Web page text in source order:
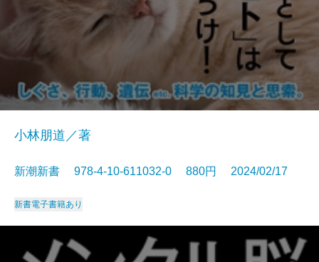
小林朋道／著
新潮新書 978-4-10-611032-0 880円 2024/02/17
新書電子書籍あり